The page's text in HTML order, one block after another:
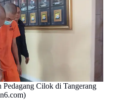
Cilok di Tangerang